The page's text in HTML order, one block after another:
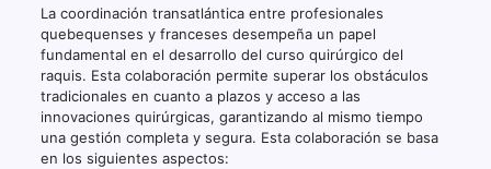
La coordinación transatlántica entre profesionales
quebequenses y franceses desempeña un papel
fundamental en el desarrollo del curso quirúrgico del
raquis. Esta colaboración permite superar los obstáculos
tradicionales en cuanto a plazos y acceso a las
innovaciones quirúrgicas, garantizando al mismo tiempo
una gestión completa y segura. Esta colaboración se basa
en los siguientes aspectos: